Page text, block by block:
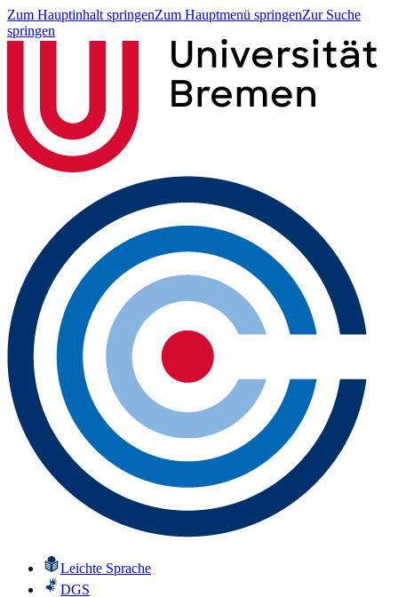
Zum Hauptinhalt springenZum Hauptmenü springenZur Suche
springen
Leichte Sprache
DGS